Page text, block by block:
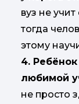
вуз не
тогда
этому
4.
любимой
не просто